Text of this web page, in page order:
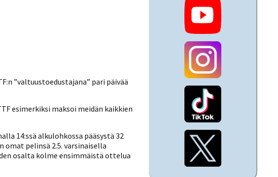
”valtuustoedustajana” pari päivää
esimerkiksi maksoi meidän kaikkien
14:ssä alkulohkossa pääsystä 32
pelinsä 2.5. varsinaisella
osalta kolme ensimmäistä ottelua